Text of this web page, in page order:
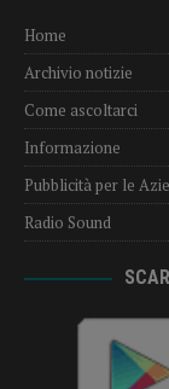
Home
Archivio notizie
Come ascoltarci
Informazione
Pubblicità per le
Radio Sound